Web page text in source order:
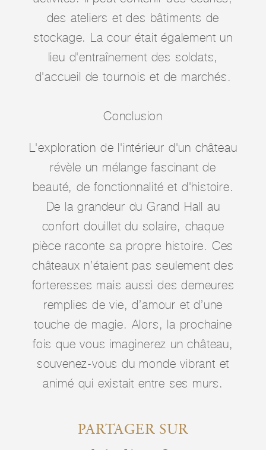
des ateliers et des bâtiments de
stockage. La cour était également un
lieu d'entraînement des soldats,
d'accueil de tournois et de marchés.
Conclusion
L'exploration de l'intérieur d'un château
révèle un mélange fascinant de
beauté, de fonctionnalité et d'histoire.
De la grandeur du Grand Hall au
confort douillet du solaire, chaque
pièce raconte sa propre histoire. Ces
châteaux n’étaient pas seulement des
forteresses mais aussi des demeures
remplies de vie, d’amour et d’une
touche de magie. Alors, la prochaine
fois que vous imaginerez un château,
souvenez-vous du monde vibrant et
animé qui existait entre ses murs.
PARTAGER SUR